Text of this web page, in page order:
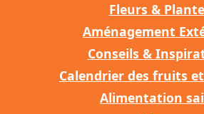
Fleurs &
Aménagement
Conseils &
Calendrier des fruits
Alimentation